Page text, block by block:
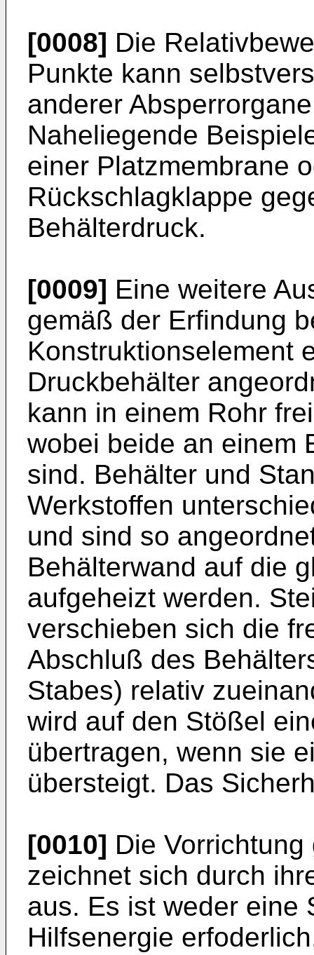
[0008] Die
Punkte kann
anderer
Naheliegende
einer Platz­membrane
Rückschlagklappe
Behälterdruck.
[0009] Eine weitere
gemäß der Erfindung
Konstruktions­element
Druckbehälter
kann in einem Rohr
wobei beide an einem
sind. Behälter und
Werkstoffen
und sind so
Behälterwand auf die
aufgeheizt werden.
verschieben sich die
Abschluß des
Stabes) relativ
wird auf den Stößel
übertragen, wenn sie
übersteigt. Das
[0010] Die
zeichnet sich durch
aus. Es ist weder eine
Hilfsenergie